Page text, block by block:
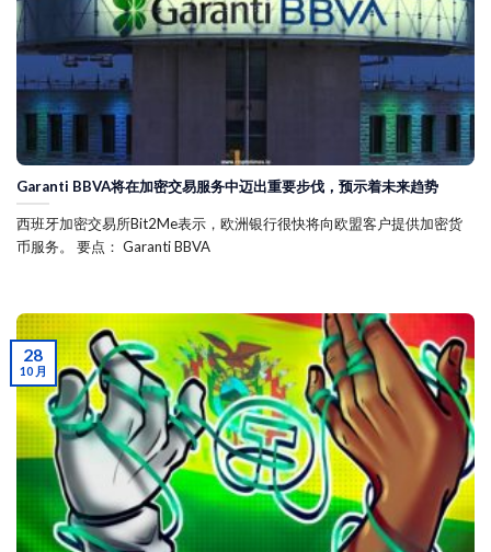
Garanti BBVA将在加密交易服务中迈出重要步伐，预示着未来趋势
西班牙加密交易所Bit2Me表示，欧洲银行很快将向欧盟客户提供加密货
币服务。 要点： Garanti BBVA
28
10 月